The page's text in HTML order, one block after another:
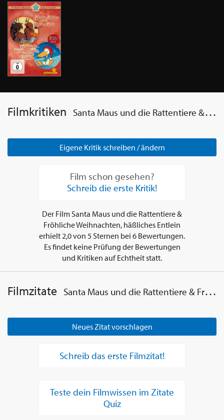
Filmkritiken Santa Maus und die Rattentiere & Fröhliche Weihnachten, häßliches Entlein
Eigene Kritik schreiben / ändern
Film schon gesehen?
Schreib die erste Kritik!
Der FilmSanta Maus und die Rattentiere &
Fröhliche Weihnachten, häßliches Entlein
erhielt2,0von 5Sternen bei 6 Bewertungen.
Es findet keine Prüfung der Bewertungen
und Kritiken auf Echtheit statt.
Filmzitate Santa Maus und die Rattentiere & Fröhliche Weihnachten, häßliches Entlein
Neues Zitat vorschlagen
Schreib das erste Filmzitat!
Teste dein Filmwissen im Zitate
Quiz